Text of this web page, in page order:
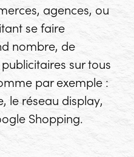
agences, ou
se faire
nombre, de
sur tous
par exemple :
le réseau display,
Shopping.